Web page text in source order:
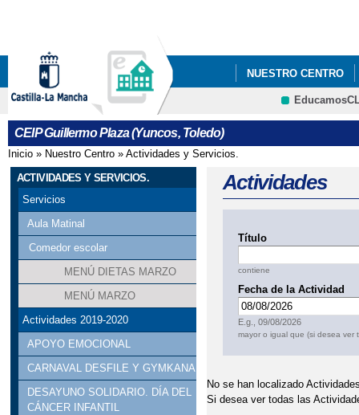
NUESTRO CENTRO
CEIP Guillermo Plaza (Yuncos, Toledo)
Se encuentra usted aquí
Inicio » Nuestro Centro » Actividades y Servicios.
ACTIVIDADES Y SERVICIOS.
Servicios
Aula Matinal
Comedor escolar
MENÚ DIETAS MARZO
MENÚ MARZO
Actividades 2019-2020
APOYO EMOCIONAL
CARNAVAL DESFILE Y GYMKANA
DESAYUNO SOLIDARIO. DÍA DEL
CÁNCER INFANTIL
Actividades
Título
contiene
Fecha de la Actividad
Fecha
E.g., 09/08/2026
mayor o igual que (si desea ver
No se han localizado
Si desea ver todas las